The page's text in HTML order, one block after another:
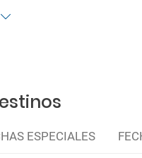
ESPECIALES